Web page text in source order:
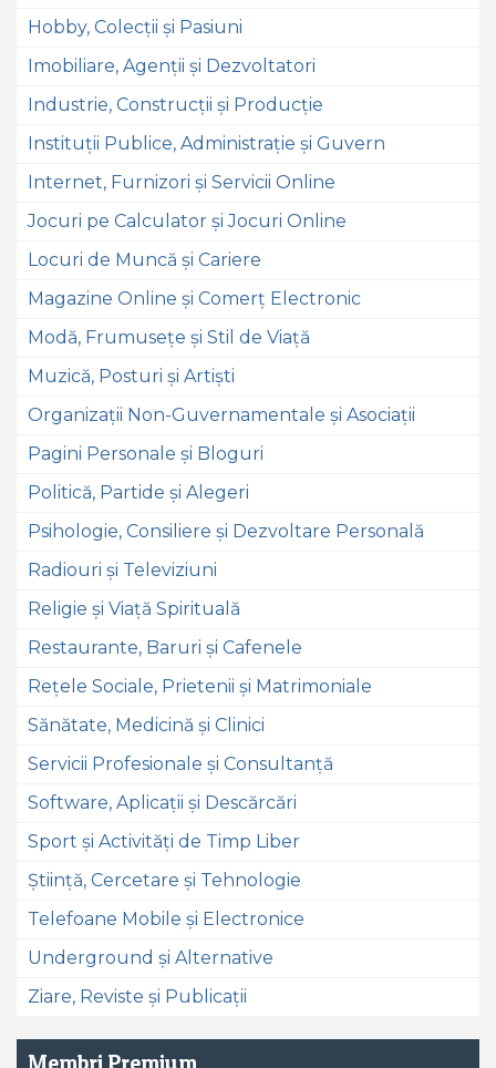
Hobby, Colecții și Pasiuni
Imobiliare, Agenții și Dezvoltatori
Industrie, Construcții și Producție
Instituții Publice, Administrație și Guvern
Internet, Furnizori și Servicii Online
Jocuri pe Calculator și Jocuri Online
Locuri de Muncă și Cariere
Magazine Online și Comerț Electronic
Modă, Frumusețe și Stil de Viață
Muzică, Posturi și Artiști
Organizații Non-Guvernamentale și Asociații
Pagini Personale și Bloguri
Politică, Partide și Alegeri
Psihologie, Consiliere și Dezvoltare Personală
Radiouri și Televiziuni
Religie și Viață Spirituală
Restaurante, Baruri și Cafenele
Rețele Sociale, Prietenii și Matrimoniale
Sănătate, Medicină și Clinici
Servicii Profesionale și Consultanță
Software, Aplicații și Descărcări
Sport și Activități de Timp Liber
Știință, Cercetare și Tehnologie
Telefoane Mobile și Electronice
Underground și Alternative
Ziare, Reviste și Publicații
Membri Premium